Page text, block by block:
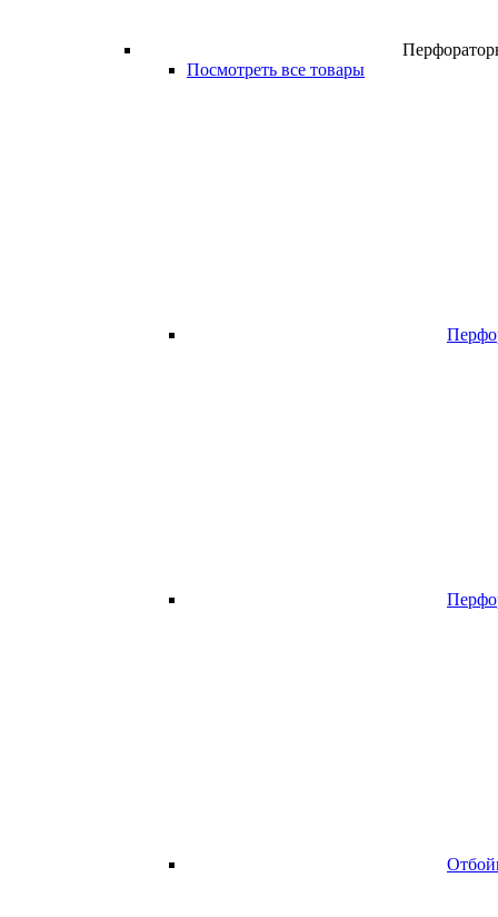
Посмотреть все товары